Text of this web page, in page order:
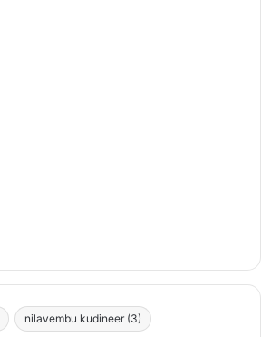
nilavembu kudineer (3)